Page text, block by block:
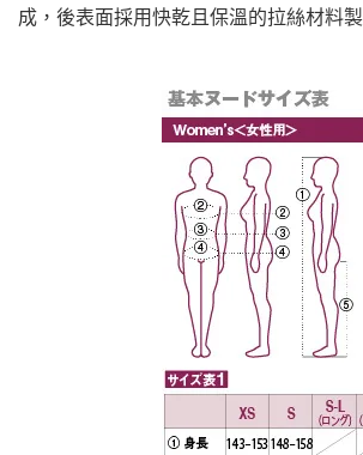
成，後表面採用快乾且保溫的拉絲材料